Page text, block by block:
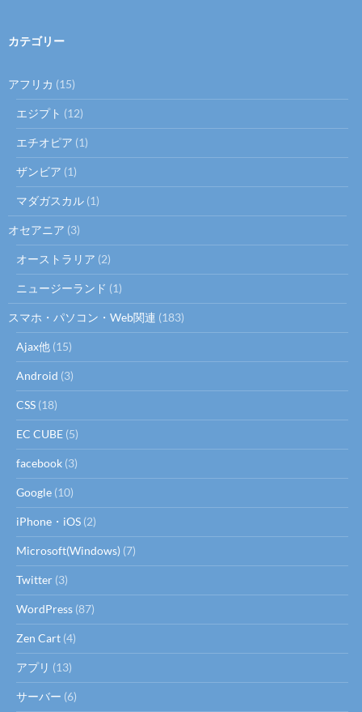
カテゴリー
アフリカ (15)
エジプト (12)
エチオピア (1)
ザンビア (1)
マダガスカル (1)
オセアニア (3)
オーストラリア (2)
ニュージーランド (1)
スマホ・パソコン・Web関連 (183)
Ajax他 (15)
Android (3)
CSS (18)
EC CUBE (5)
facebook (3)
Google (10)
iPhone・iOS (2)
Microsoft(Windows) (7)
Twitter (3)
WordPress (87)
Zen Cart (4)
アプリ (13)
サーバー (6)